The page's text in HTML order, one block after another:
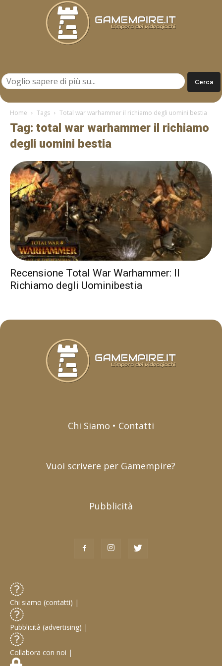
Home Tags Total war warhammer il richiamo degli uomini bestia
Tag: total war warhammer il richiamo
degli uomini bestia
Recensione Total War Warhammer: Il
Richiamo degli Uominibestia
Chi Siamo • Contatti
Vuoi scrivere per Gamempire?
Pubblicità
Chi siamo (contatti) |
Pubblicità (advertising) |
Collabora con noi |